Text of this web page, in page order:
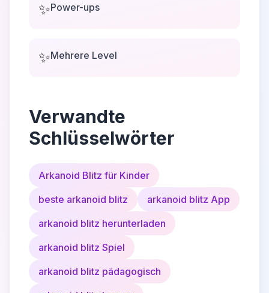
✨Power-ups
✨Mehrere Level
Verwandte
Schlüsselwörter
Arkanoid Blitz für Kinder
beste arkanoid blitz
arkanoid blitz App
arkanoid blitz herunterladen
arkanoid blitz Spiel
arkanoid blitz pädagogisch